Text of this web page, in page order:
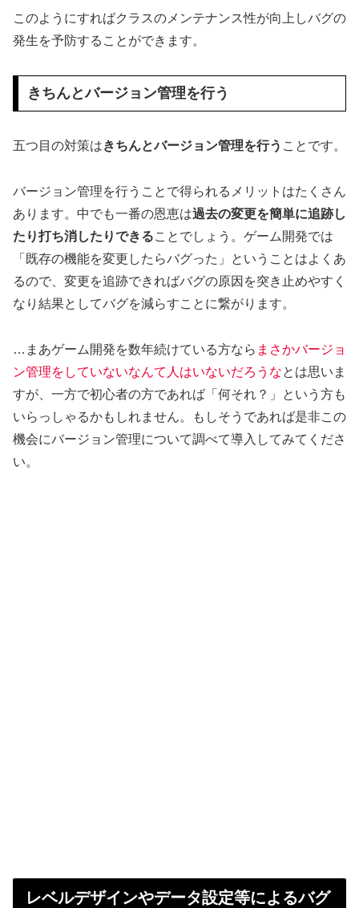
このようにすればクラスのメンテナンス性が向上しバグの
発生を予防することができます。
きちんとバージョン管理を行う
五つ目の対策はきちんとバージョン管理を行う ことです。
バージョン管理を行うことで得られるメリットはたくさん
あります。中でも一番の恩恵は過去の変更を簡単に追跡し
たり打ち消したりできることでしょう。ゲーム開発では
「既存の機能を変更したらバグった」ということはよくあ
るので、変更を追跡できればバグの原因を突き止めやすく
なり結果としてバグを減らすことに繋がります。
…まあゲーム開発を数年続けている方なら まさかバージョ
ン管理をしていないなんて人はいないだろうなとは思いま
すが、一方で初心者の方であれば「何それ？」という方も
いらっしゃるかもしれません。もしそうであれば是非この
機会にバージョン管理について調べて導入してみてくださ
い。
レベルデザインやデータ設定等によるバグ